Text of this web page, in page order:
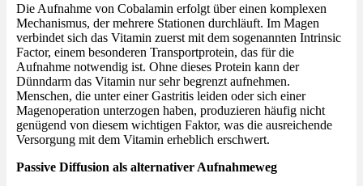
Die Aufnahme von Cobalamin erfolgt über einen komplexen
Mechanismus, der mehrere Stationen durchläuft. Im Magen
verbindet sich das Vitamin zuerst mit dem sogenannten Intrinsic
Factor, einem besonderen Transportprotein, das für die
Aufnahme notwendig ist. Ohne dieses Protein kann der
Dünndarm das Vitamin nur sehr begrenzt aufnehmen.
Menschen, die unter einer Gastritis leiden oder sich einer
Magenoperation unterzogen haben, produzieren häufig nicht
genügend von diesem wichtigen Faktor, was die ausreichende
Versorgung mit dem Vitamin erheblich erschwert.
Passive Diffusion als alternativer Aufnahmeweg